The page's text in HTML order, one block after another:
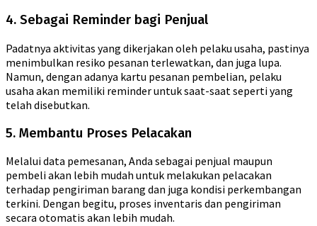
4. Sebagai Reminder bagi Penjual
Padatnya aktivitas yang dikerjakan oleh pelaku usaha, pastinya
menimbulkan resiko pesanan terlewatkan, dan juga lupa.
Namun, dengan adanya kartu pesanan pembelian, pelaku
usaha akan memiliki reminder untuk saat-saat seperti yang
telah disebutkan.
5. Membantu Proses Pelacakan
Melalui data pemesanan, Anda sebagai penjual maupun
pembeli akan lebih mudah untuk melakukan pelacakan
terhadap pengiriman barang dan juga kondisi perkembangan
terkini. Dengan begitu, proses inventaris dan pengiriman
secara otomatis akan lebih mudah.